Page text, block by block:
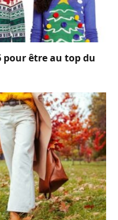
pour être au top du